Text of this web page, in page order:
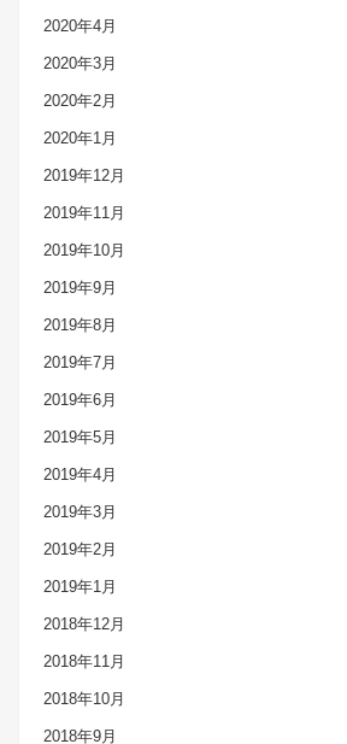
2020年4月
2020年3月
2020年2月
2020年1月
2019年12月
2019年11月
2019年10月
2019年9月
2019年8月
2019年7月
2019年6月
2019年5月
2019年4月
2019年3月
2019年2月
2019年1月
2018年12月
2018年11月
2018年10月
2018年9月